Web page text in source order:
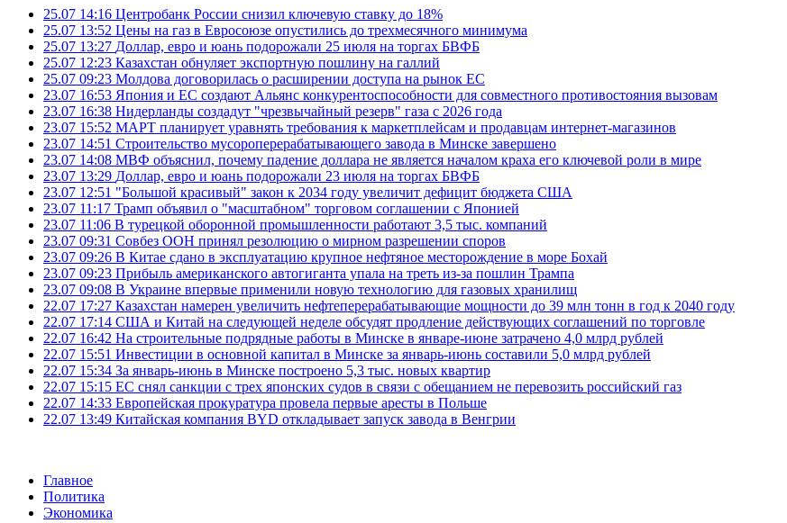
25.07 14:16 Центробанк России снизил ключевую ставку до 18%
25.07 13:52 Цены на газ в Евросоюзе опустились до трехмесячного минимума
25.07 13:27 Доллар, евро и юань подорожали 25 июля на торгах БВФБ
25.07 12:23 Казахстан обнуляет экспортную пошлину на галлий
25.07 09:23 Молдова договорилась о расширении доступа на рынок ЕС
23.07 16:53 Япония и ЕС создают Альянс конкурентоспособности для совместного противостояния вызовам
23.07 16:38 Нидерланды создадут "чрезвычайный резерв" газа с 2026 года
23.07 15:52 МАРТ планирует уравнять требования к маркетплейсам и продавцам интернет-магазинов
23.07 14:51 Строительство мусороперерабатывающего завода в Минске завершено
23.07 14:08 МВФ объяснил, почему падение доллара не является началом краха его ключевой роли в мире
23.07 13:29 Доллар, евро и юань подорожали 23 июля на торгах БВФБ
23.07 12:51 "Большой красивый" закон к 2034 году увеличит дефицит бюджета США
23.07 11:17 Трамп объявил о "масштабном" торговом соглашении с Японией
23.07 11:06 В турецкой оборонной промышленности работают 3,5 тыс. компаний
23.07 09:31 Совбез ООН принял резолюцию о мирном разрешении споров
23.07 09:26 В Китае сдано в эксплуатацию крупное нефтяное месторождение в море Бохай
23.07 09:23 Прибыль американского автогиганта упала на треть из-за пошлин Трампа
23.07 09:08 В Украине впервые применили новую технологию для газовых хранилищ
22.07 17:27 Казахстан намерен увеличить нефтеперерабатывающие мощности до 39 млн тонн в год к 2040 году
22.07 17:14 США и Китай на следующей неделе обсудят продление действующих соглашений по торговле
22.07 16:42 На строительные подрядные работы в Минске в январе-июне затрачено 4,0 млрд рублей
22.07 15:51 Инвестиции в основной капитал в Минске за январь-июнь составили 5,0 млрд рублей
22.07 15:34 За январь-июнь в Минске построено 5,3 тыс. новых квартир
22.07 15:15 ЕС снял санкции с трех японских судов в связи с обещанием не перевозить российский газ
22.07 14:33 Европейская прокуратура провела первые аресты в Польше
22.07 13:49 Китайская компания BYD откладывает запуск завода в Венгрии
Главное
Политика
Экономика